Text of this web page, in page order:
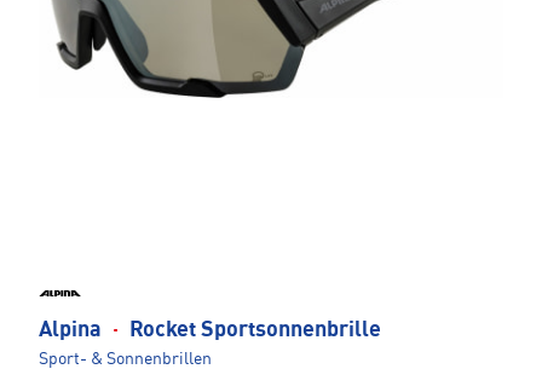
Alpina · Rocket Sportsonnenbrille
Sport- & Sonnenbrillen